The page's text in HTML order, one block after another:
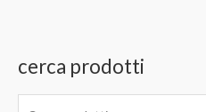
cerca prodotti